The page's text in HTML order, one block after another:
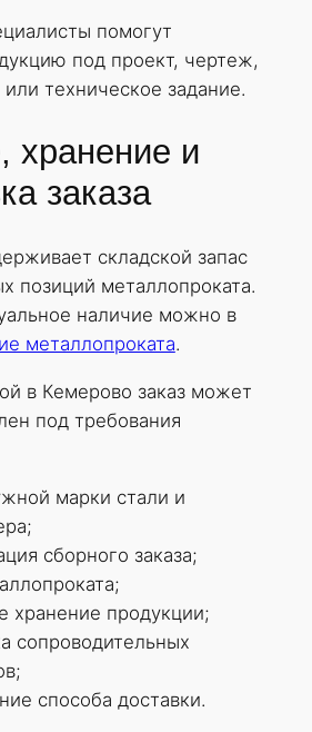
помогут
под проект, чертеж,
техническое задание.
хранение и
заказа
складской запас
позиций металлопроката.
наличие можно в
металлопроката.
в Кемерово заказ может
под требования
марки стали и
сборного заказа;
хранение продукции;
сопроводительных
способа доставки.